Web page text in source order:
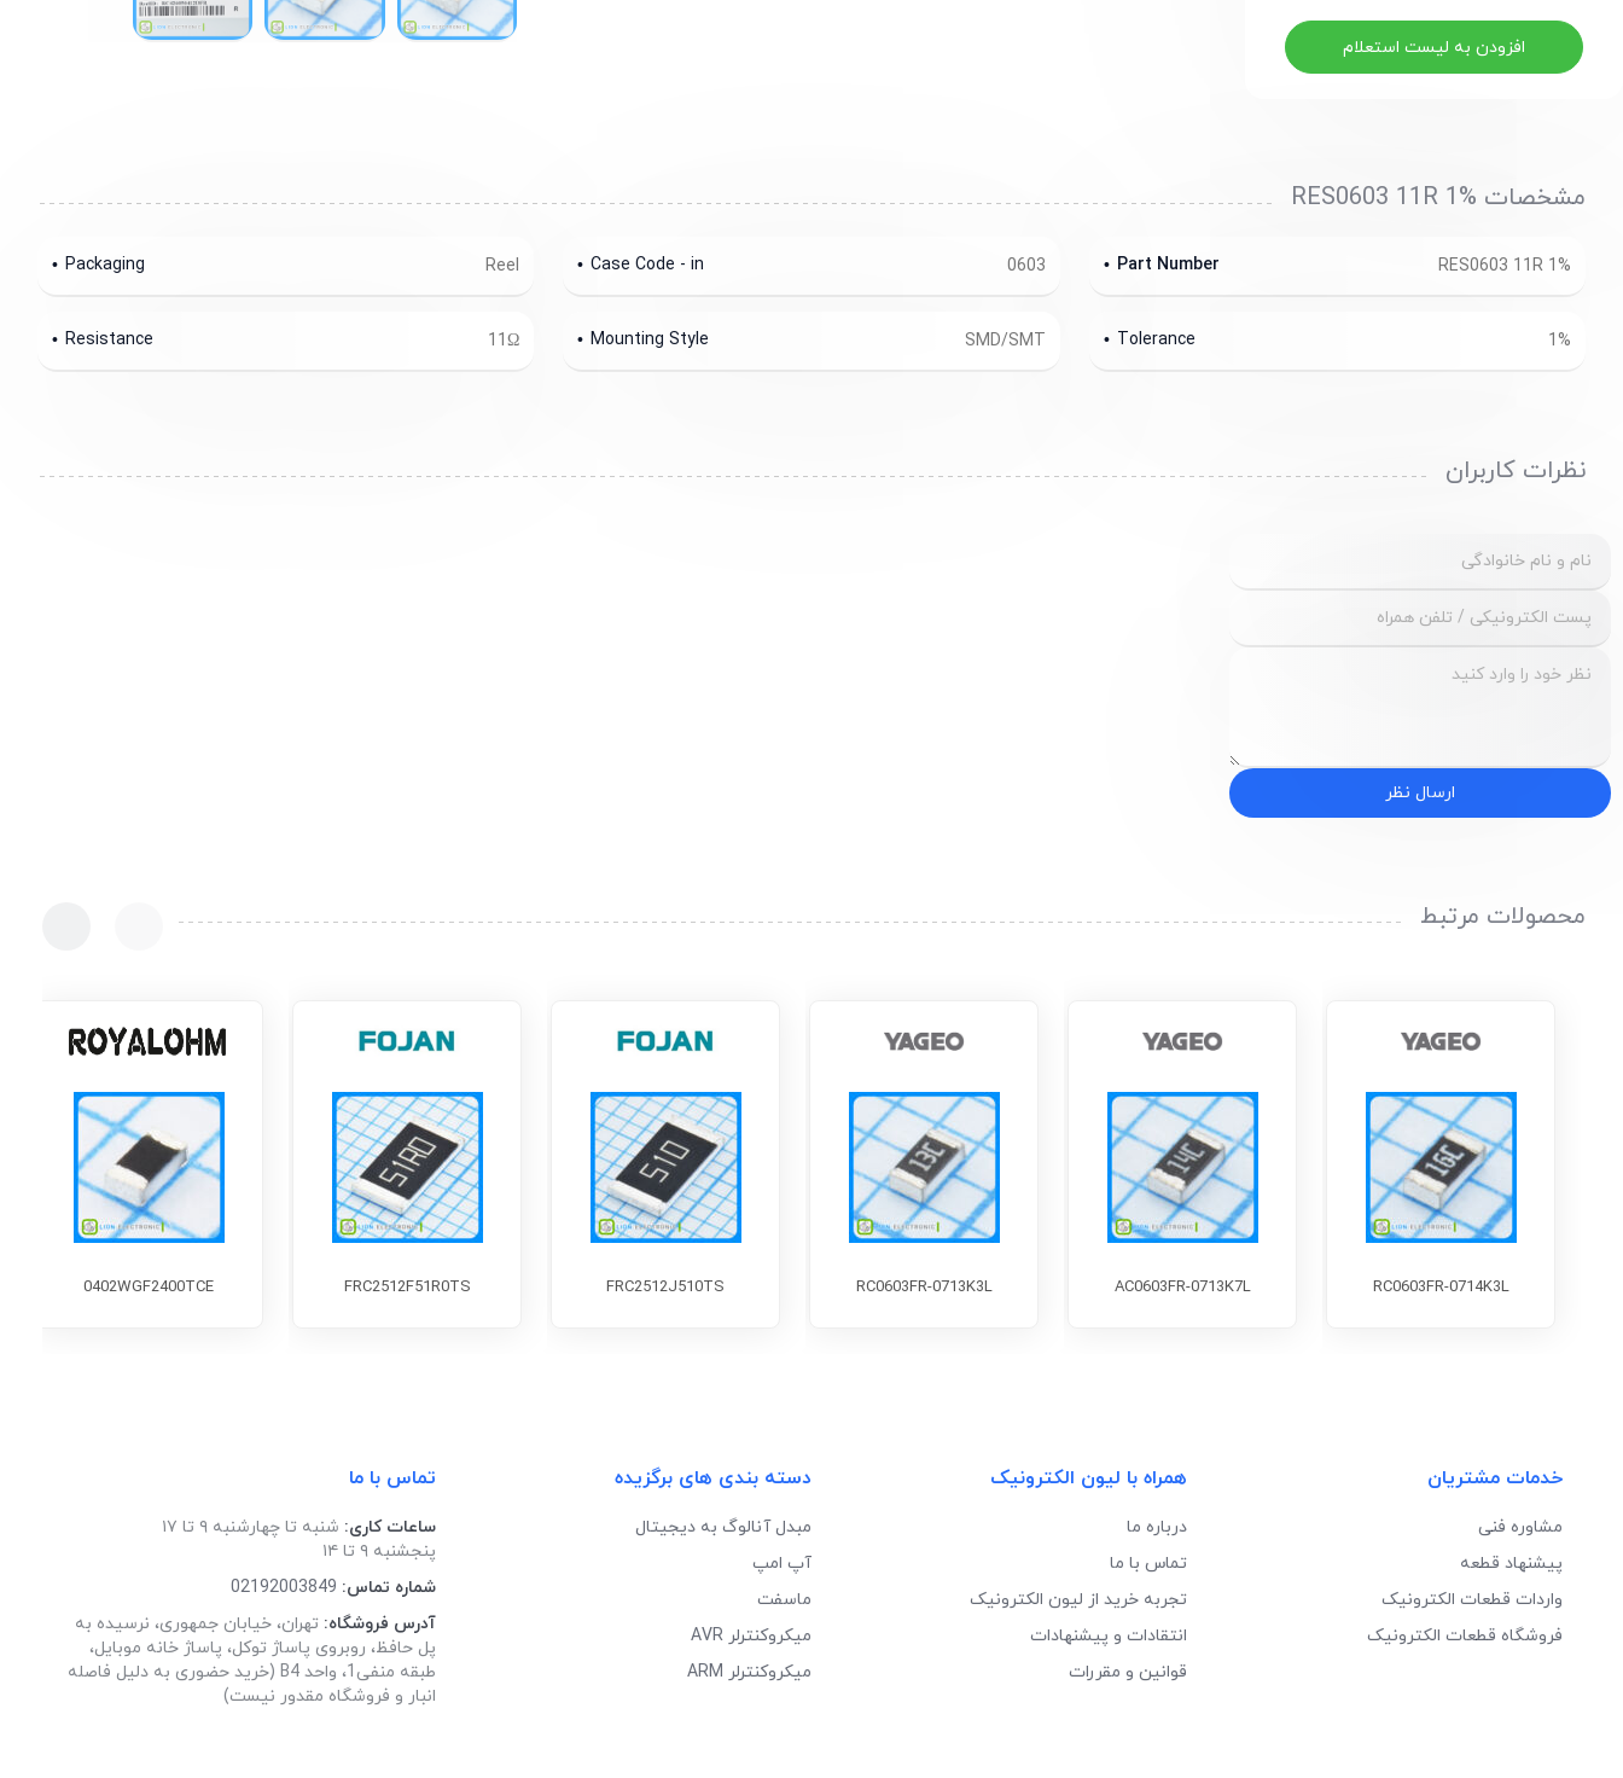
افزودن به لیست استعلام
مشخصات RES0603 11R 1%
RES0603 11R 1%
Part Number
0603
Case Code - in
Reel
Packaging
1%
Tolerance
SMD/SMT
Mounting Style
11Ω
Resistance
نظرات کاربران
ارسال نظر
محصولات مرتبط
RC0603FR-0714K3L
AC0603FR-0713K7L
RC0603FR-0713K3L
FRC2512J510TS
FRC2512F51R0TS
0402WGF2400TCE
خدمات مشتریان
مشاوره فنی
پیشنهاد قطعه
واردات قطعات الکترونیک
فروشگاه قطعات الکترونیک
همراه با لیون الکترونیک
درباره ما
تماس با ما
تجربه خرید از لیون الکترونیک
انتقادات و پیشنهادات
قوانین و مقررات
دسته بندی های برگزیده
مبدل آنالوگ به دیجیتال
آپ امپ
ماسفت
میکروکنترلر AVR
میکروکنترلر ARM
تماس با ما
ساعات کاری: شنبه تا چهارشنبه ۹ تا ۱۷
پنجشنبه ۹ تا ۱۴
شماره تماس: 02192003849
آدرس فروشگاه: تهران، خیابان جمهوری، نرسیده به
پل حافظ، روبروی پاساژ توکل، پاساژ خانه موبایل،
طبقه منفی1، واحد B4 (خرید حضوری به دلیل فاصله
انبار و فروشگاه مقدور نیست)